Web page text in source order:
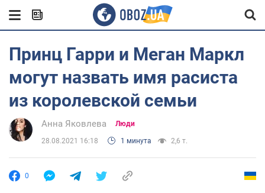
Принц Гарри и Меган Маркл
могут назвать имя расиста
из королевской семьи
Анна Яковлева Люди
28.08.2021 16:18 1 минута 2,6 т.
0